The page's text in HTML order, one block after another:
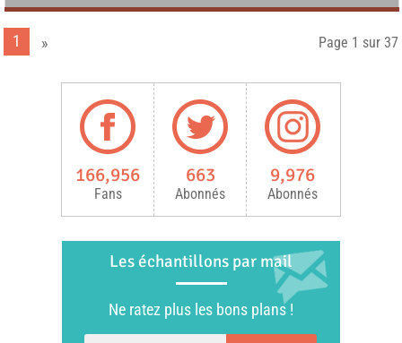
Page 1 sur 37
1 »
166,956
Fans
663
Abonnés
9,976
Abonnés
Les échantillons par mail
Ne ratez plus les bons plans !